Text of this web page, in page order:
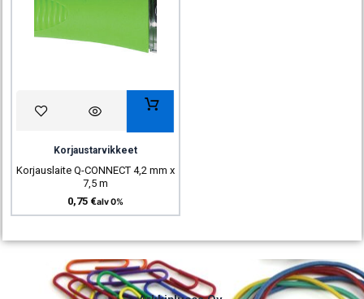
Korjaustarvikkeet
Korjauslaite Q-CONNECT 4,2 mm x
7,5 m
0,75 €alv 0%